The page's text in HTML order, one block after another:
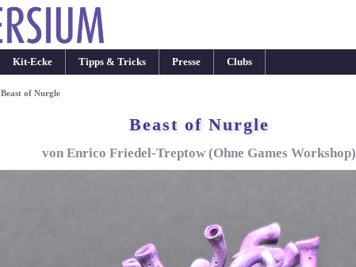
Kit-Ecke Tipps & Tricks Presse Clubs
Beast of Nurgle
Beast of Nurgle
von Enrico Friedel-Treptow (Ohne Games Workshop)